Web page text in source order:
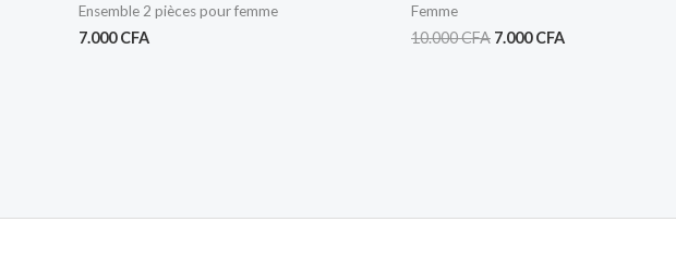
Ensemble 2 pièces pour femme
7.000CFA
Femme
10.000CFA 7.000CFA